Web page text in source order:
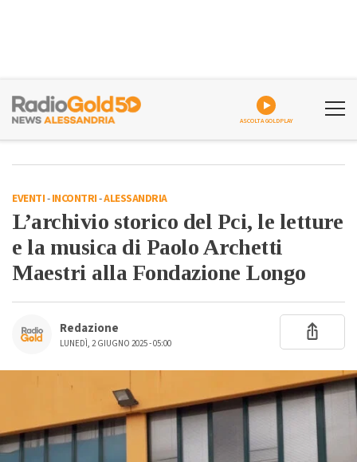
ASCOLTA GOLDPLAY
EVENTI-INCONTRI-ALESSANDRIA
L’archivio storico del Pci, le letture
e la musica di Paolo Archetti
Maestri alla Fondazione Longo
Redazione
LUNEDÌ, 2 GIUGNO 2025 - 05:00